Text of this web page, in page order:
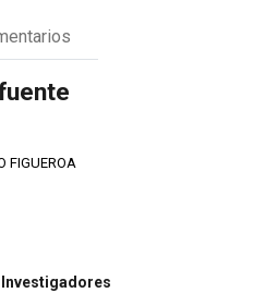
FIGUEROA
Investigadores